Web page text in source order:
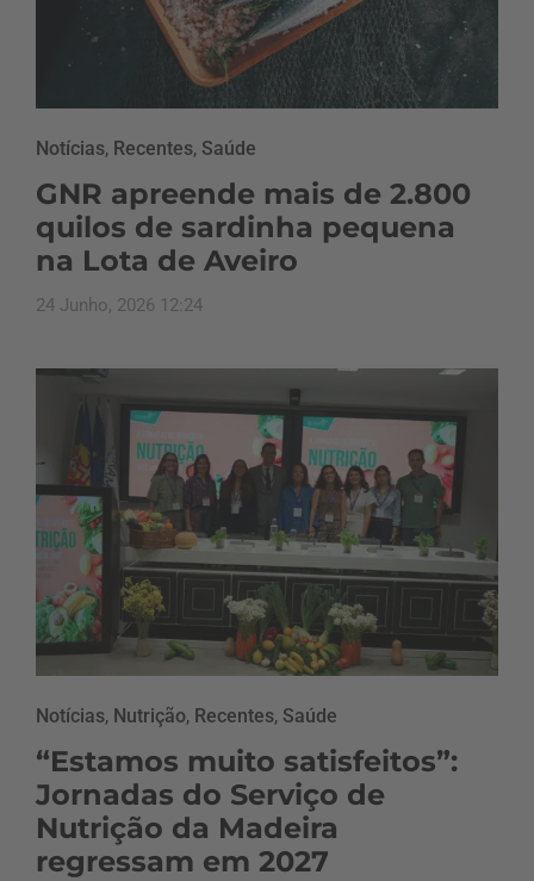
Notícias, Recentes, Saúde
GNR apreende mais de 2.800
quilos de sardinha pequena
na Lota de Aveiro
24 Junho, 2026 12:24
Notícias, Nutrição, Recentes, Saúde
“Estamos muito satisfeitos”:
Jornadas do Serviço de
Nutrição da Madeira
regressam em 2027